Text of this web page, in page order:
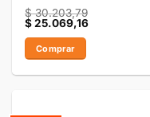
$30.203,79
$25.069,16
Comprar